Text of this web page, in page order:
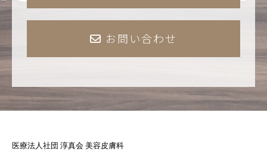
お問い合わせ
医療法人社団 淳真会 美容皮膚科